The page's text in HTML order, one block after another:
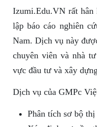
Izumi.Edu.VN rất
lập báo cáo nghiên
Nam. Dịch vụ này
chuyên viên và nhà
vực đầu tư và xây
Dịch vụ của GMPc
Phân tích sơ bộ